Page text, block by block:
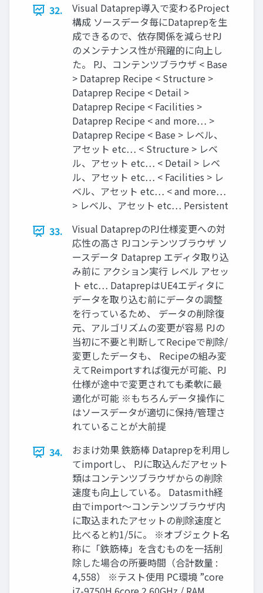
32.
Visual Dataprep導入で変わるProject
構成 ソースデータ毎にDataprepを生
成できるので、依存関係を減らせPJ
のメンテナンス性が飛躍的に向上し
た。 PJ、コンテンツブラウザ < Base
> Dataprep Recipe < Structure >
Dataprep Recipe < Detail >
Dataprep Recipe < Facilities >
Dataprep Recipe < and more… >
Dataprep Recipe < Base > レベル、
アセット etc… < Structure > レベ
ル、アセット etc… < Detail > レベ
ル、アセット etc… < Facilities > レ
ベル、アセット etc… < and more…
> レベル、アセット etc… Persistent
33.
Visual DataprepのPJ仕様変更への対
応性の高さ PJコンテンツブラウザ ソ
ースデータ Dataprep エディタ取り込
み前に アクション実行 レベル アセッ
ト etc… DataprepはUE4エディタに
データを取り込む前にデータの調整
を行っているため、 データの削除復
元、アルゴリズムの変更が容易 PJの
当初に不要と判断してRecipeで削除/
変更したデータも、 Recipeの組み変
えてReimportすれば復元が可能、PJ
仕様が途中で変更されても柔軟に最
適化が可能 ※もちろんデータ操作に
はソースデータが適切に保持/管理さ
れていることが大前提
34.
おまけ効果 鉄筋棒 Dataprepを利用し
てimportし、 PJに取込んだアセット
類はコンテンツブラウザからの削除
速度も向上している。 Datasmith経
由でimport～コンテンツブラウザ内
に取込まれたアセットの削除速度と
比べると約1/5に。 ※オブジェクト名
称に「鉄筋棒」を含むものを一括削
除した場合の所要時間（合計数量 :
4,558） ※テスト使用 PC環境 ”core